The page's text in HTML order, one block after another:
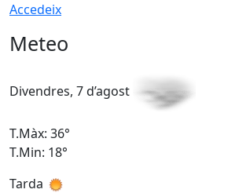
Accedeix
Meteo
Divendres, 7 d’agost
T.Màx: 36°
T.Min: 18°
Tarda